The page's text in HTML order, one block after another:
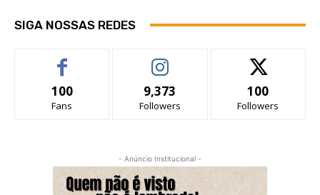
SIGA NOSSAS REDES
100
Fans
9,373
Followers
100
Followers
- Anúncio Institucional -